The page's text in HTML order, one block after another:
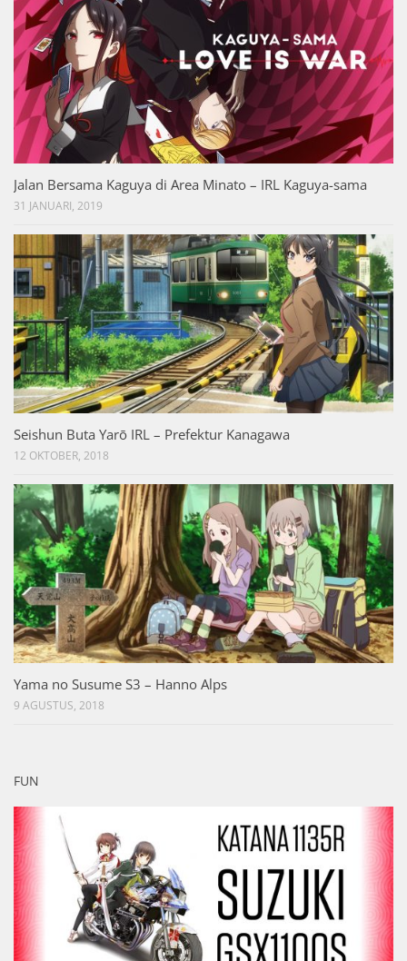
Jalan Bersama Kaguya di Area Minato – IRL Kaguya-sama
31 JANUARI, 2019
Seishun Buta Yarō IRL – Prefektur Kanagawa
12 OKTOBER, 2018
Yama no Susume S3 – Hanno Alps
9 AGUSTUS, 2018
FUN